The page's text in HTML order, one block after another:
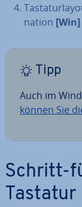
na­ti­on [Win]
Tipp
Auch im
können Sie
Schritt-